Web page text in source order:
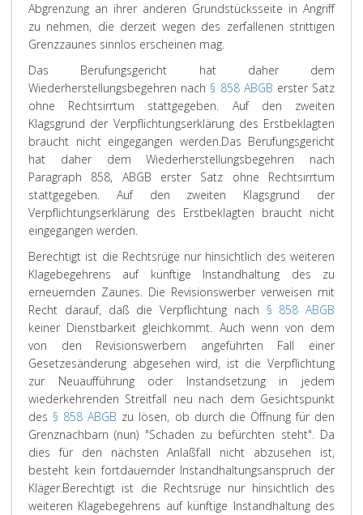
Abgrenzung an ihrer anderen Grundstücksseite in Angriff
zu nehmen, die derzeit wegen des zerfallenen strittigen
Grenzzaunes sinnlos erscheinen mag.
Das Berufungsgericht hat daher dem
Wiederherstellungsbegehren nach § 858 ABGB erster Satz
ohne Rechtsirrtum stattgegeben. Auf den zweiten
Klagsgrund der Verpflichtungserklärung des Erstbeklagten
braucht nicht eingegangen werden.Das Berufungsgericht
hat daher dem Wiederherstellungsbegehren nach
Paragraph 858, ABGB erster Satz ohne Rechtsirrtum
stattgegeben. Auf den zweiten Klagsgrund der
Verpflichtungserklärung des Erstbeklagten braucht nicht
eingegangen werden.
Berechtigt ist die Rechtsrüge nur hinsichtlich des weiteren
Klagebegehrens auf künftige Instandhaltung des zu
erneuernden Zaunes. Die Revisionswerber verweisen mit
Recht darauf, daß die Verpflichtung nach § 858 ABGB
keiner Dienstbarkeit gleichkommt. Auch wenn von dem
von den Revisionswerbern angeführten Fall einer
Gesetzesänderung abgesehen wird, ist die Verpflichtung
zur Neuaufführung oder Instandsetzung in jedem
wiederkehrenden Streitfall neu nach dem Gesichtspunkt
des § 858 ABGB zu lösen, ob durch die Öffnung für den
Grenznachbarn (nun) "Schaden zu befürchten steht". Da
dies für den nächsten Anlaßfall nicht abzusehen ist,
besteht kein fortdauernder Instandhaltungsanspruch der
Kläger.Berechtigt ist die Rechtsrüge nur hinsichtlich des
weiteren Klagebegehrens auf künftige Instandhaltung des